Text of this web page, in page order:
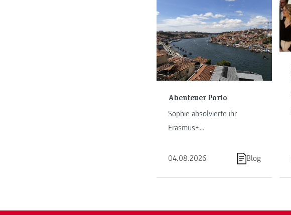
Abenteuer Porto
Sophie absolvierte ihr
Erasmus+
und erzählt von ihrem
04.08.2026 Blog